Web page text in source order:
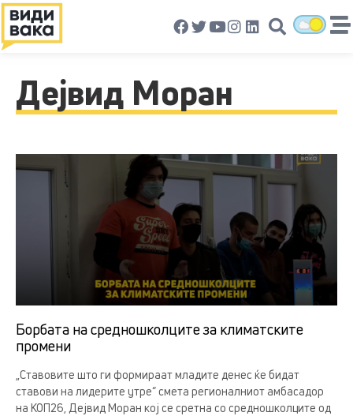
Дејвид Моран
Борбата на средношколците за климатските
промени
„Ставовите што ги формираат младите денес ќе бидат
ставови на лидерите утре“ смета регионалниот амбасадор
на КОП26, Дејвид Моран кој се сретна со средношколците од